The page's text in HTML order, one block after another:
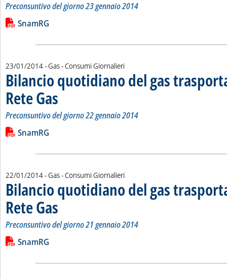
Preconsuntivo del giorno 23 gennaio 2014
Leggi tutta la notizia: 'Bilancio quotidiano del gas
Lista allegati PDF alla notizia
SnamRG
23/01/2014- Gas - Consumi Giornalieri
Bilancio quotidiano del gas
Rete Gas . Sottotitolo: Preconsuntivo del giorno 22 gennaio 2014
. Pubblicata giovedì 23 gennaio 2014 alle 15.14.
Preconsuntivo del giorno 22 gennaio 2014
Leggi tutta la notizia: 'Bilancio quotidiano del gas
Lista allegati PDF alla notizia
SnamRG
22/01/2014- Gas - Consumi Giornalieri
Bilancio quotidiano del gas
Rete Gas . Sottotitolo: Preconsuntivo del giorno 21 gennaio 2014
. Pubblicata mercoledì 22 gennaio 2014 alle 14.55.
Preconsuntivo del giorno 21 gennaio 2014
Leggi tutta la notizia: 'Bilancio quotidiano del gas
Lista allegati PDF alla notizia
SnamRG